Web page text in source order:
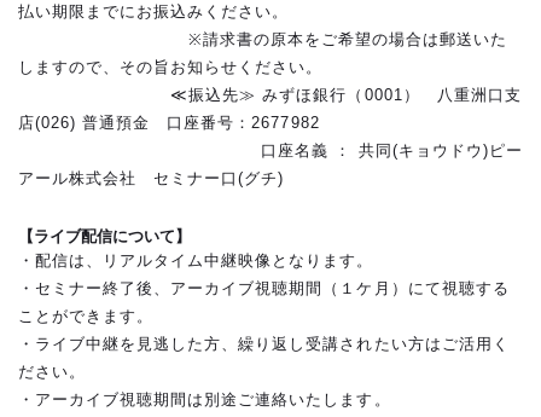
払い期限までにお振込みください。
※請求書の原本をご希望の場合は郵送いた
しますので、その旨お知らせください。
≪振込先≫ みずほ銀行（0001） 八重洲口支
店(026) 普通預金 口座番号：2677982
口座名義 ： 共同(キョウドウ)ピー
アール株式会社 セミナー口(グチ)
【ライブ配信について】
・配信は、リアルタイム中継映像となります。
・セミナー終了後、アーカイブ視聴期間（１ケ月）にて視聴する
ことができます。
・ライブ中継を見逃した方、繰り返し受講されたい方はご活用く
ださい。
・アーカイブ視聴期間は別途ご連絡いたします。